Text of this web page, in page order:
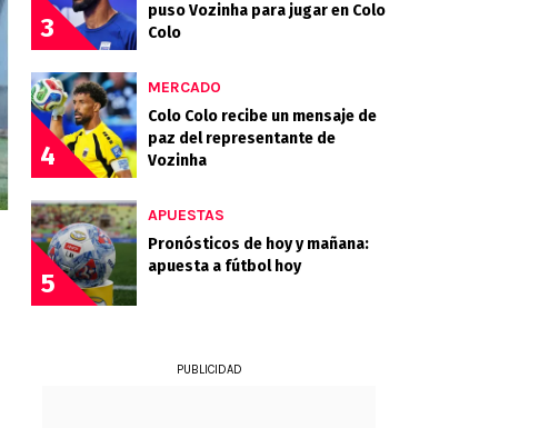
3
puso Vozinha para jugar en Colo
Colo
4
MERCADO
Colo Colo recibe un mensaje de
paz del representante de
Vozinha
5
APUESTAS
Pronósticos de hoy y mañana:
apuesta a fútbol hoy
PUBLICIDAD